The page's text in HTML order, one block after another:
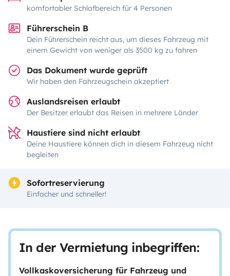
komfortabler Schlafbereich für 4 Personen
Führerschein B
Dein Führerschein reicht aus, um dieses Fahrzeug mit
einem Gewicht von weniger als 3500 kg zu fahren
Das Dokument wurde geprüft
Wir haben den Fahrzeugschein akzeptiert
Auslandsreisen erlaubt
Der Besitzer erlaubt das Reisen in mehrere Länder
Haustiere sind nicht erlaubt
Deine Haustiere können dich in diesem Fahrzeug nicht
begleiten
Sofortreservierung
Einfacher und schneller!
In der Vermietung inbegriffen:
Vollkaskoversicherung für Fahrzeug und